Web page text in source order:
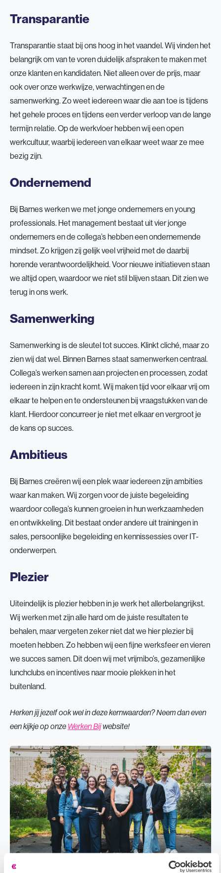
Transparantie
Transparantie staat bij ons hoog in het vaandel. Wij vinden het
belangrijk om van te voren duidelijk afspraken te maken met
onze klanten en kandidaten. Niet alleen over de prijs, maar
ook over onze werkwijze, verwachtingen en de
samenwerking. Zo weet iedereen waar die aan toe is tijdens
het gehele proces en tijdens een verder verloop van de lange
termijn relatie. Op de werkvloer hebben wij een open
werkcultuur, waarbij iedereen van elkaar weet waar ze mee
bezig zijn.
Ondernemend
Bij Barnes werken we met jonge ondernemers en young
professionals. Het management bestaat uit vier jonge
ondernemers en de collega’s hebben een ondernemende
mindset. Zo krijgen zij gelijk veel vrijheid met de daarbij
horende verantwoordelijkheid. Voor nieuwe initiatieven staan
we altijd open, waardoor we niet stil blijven staan. Dit zien we
terug in ons werk.
Samenwerking
Samenwerking is de sleutel tot succes. Klinkt cliché, maar zo
zien wij dat wel. Binnen Barnes staat samenwerken centraal.
Collega’s werken samen aan projecten en processen, zodat
iedereen in zijn kracht komt. Wij maken tijd voor elkaar vrij om
elkaar te helpen en te ondersteunen bij vraagstukken van de
klant. Hierdoor concurreer je niet met elkaar en vergroot je
de kans op succes.
Ambitieus
Bij Barnes creëren wij een plek waar iedereen zijn ambities
waar kan maken. Wij zorgen voor de juiste begeleiding
waardoor collega’s kunnen groeien in hun werkzaamheden
en ontwikkeling. Dit bestaat onder andere uit trainingen in
sales, persoonlijke begeleiding en kennissessies over IT-
onderwerpen.
Plezier
Uiteindelijk is plezier hebben in je werk het allerbelangrijkst.
Wij werken met zijn alle hard om de juiste resultaten te
behalen, maar vergeten zeker niet dat we hier plezier bij
moeten hebben. Zo hebben wij een fijne werksfeer en vieren
we succes samen. Dit doen wij met vrijmibo’s, gezamenlijke
lunchclubs en incentives naar mooie plekken in het
buitenland.
Herken jij jezelf ook wel in deze kernwaarden? Neem dan even
een kijkje op onze Werken Bijwebsite!